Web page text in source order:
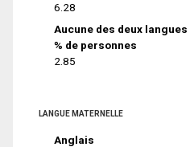
6.28
Aucune des deux langues
% de personnes
2.85
LANGUE MATERNELLE
Anglais